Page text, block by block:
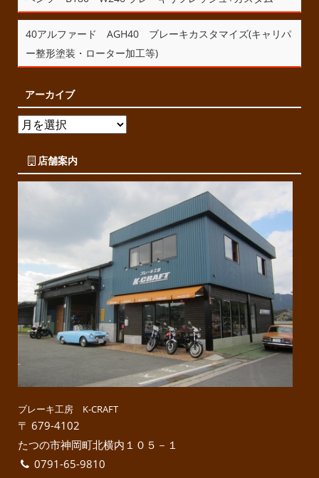
40アルファード AGH40 ブレーキカスタマイズ(キャリパ
ー整形塗装・ローター加工等)
アーカイブ
店舗案内
ブレーキ工房 K-CRAFT
〒 679-4102
たつの市神岡町北横内１０５－１
0791-65-9810